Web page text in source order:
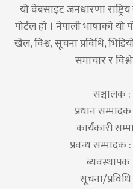
यो वेबसाइट जनधारणा
पोर्टल हो । नेपाली भाषाको यो
खेल, विश्व, सूचना प्रविधि,
समाचार र
सञ्चालक :
प्रधान
कार्यकारी
प्रवन्ध सम्पादक
ब्यवस्थापक
सूचना/